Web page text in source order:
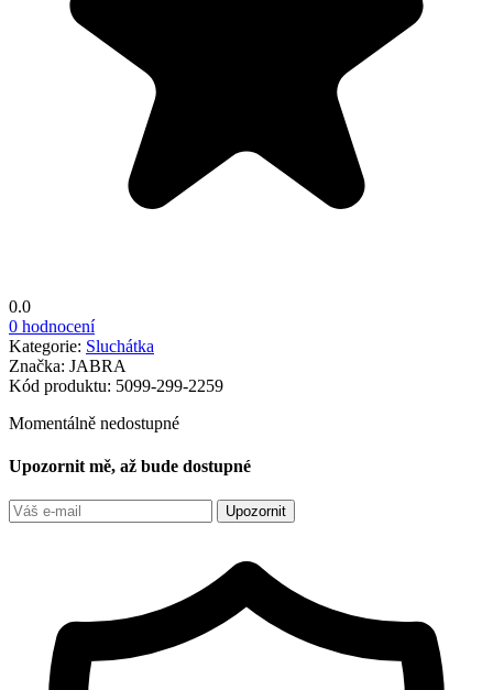
0.0
0 hodnocení
Kategorie: Sluchátka
Značka: JABRA
Kód produktu: 5099-299-2259
Momentálně nedostupné
Upozornit mě, až bude dostupné
Upozornit